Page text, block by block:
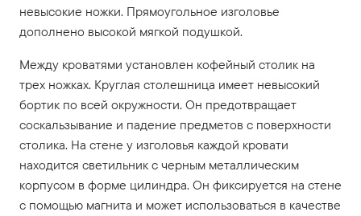
невысокие ножки. Прямоугольное изголовье
дополнено высокой мягкой подушкой.
Между кроватями установлен кофейный столик на
трех ножках. Круглая столешница имеет невысокий
бортик по всей окружности. Он предотвращает
соскальзывание и падение предметов с поверхности
столика. На стене у изголовья каждой кровати
находится светильник с черным металлическим
корпусом в форме цилиндра. Он фиксируется на стене
с помощью магнита и может использоваться в качестве